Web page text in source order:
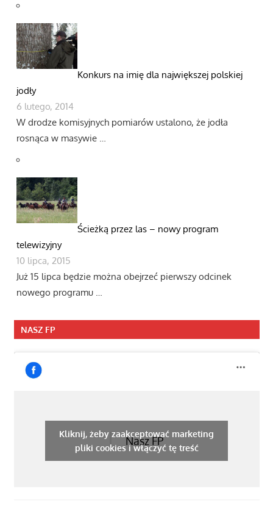
Konkurs na imię dla największej polskiej
jodły
6 lutego, 2014
W drodze komisyjnych pomiarów ustalono, że jodła
rosnąca w masywie …
Ścieżką przez las – nowy program
telewizyjny
10 lipca, 2015
Już 15 lipca będzie można obejrzeć pierwszy odcinek
nowego programu …
NASZ FP
Nasz FP
Kliknij, żeby zaakceptować marketing
pliki cookies i włączyć tę treść